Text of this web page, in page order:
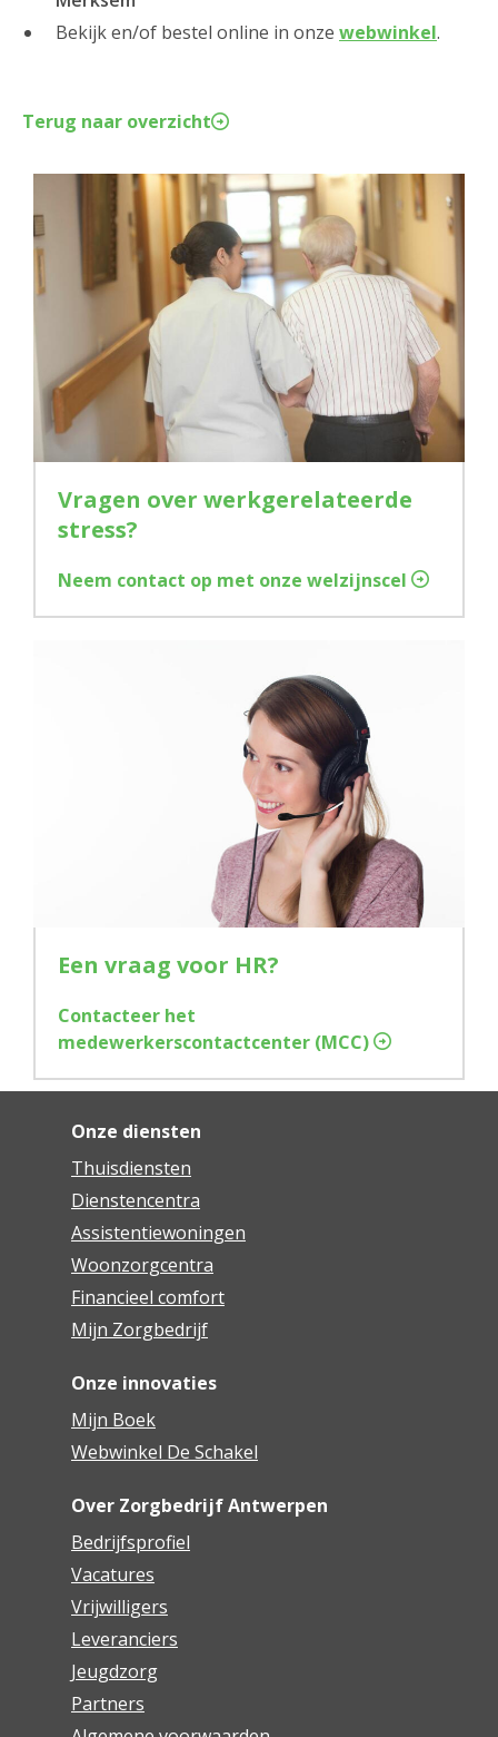
Bekijk en/of bestel online in onze webwinkel.
Terug naar overzicht
Vragen over werkgerelateerde
stress?
Neem contact op met onze welzijnscel
Een vraag voor HR?
Contacteer het
medewerkerscontactcenter (MCC)
Onze diensten
Thuisdiensten
Dienstencentra
Assistentiewoningen
Woonzorgcentra
Financieel comfort
Mijn Zorgbedrijf
Onze innovaties
Mijn Boek
Webwinkel De Schakel
Over Zorgbedrijf Antwerpen
Bedrijfsprofiel
Vacatures
Vrijwilligers
Leveranciers
Jeugdzorg
Partners